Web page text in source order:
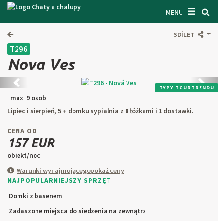
MENU ☰
WYSZUKIWARKA CZATÓW
OGÓLNE WARUNKI
ŁĄCZNOŚĆ
WEJŚCIE WŁAŚCICIELA
SZUKAJ W TEKŚCIE
CZ
PL
SDÍLET
T296
Nova Ves
Předchozí TYPY TOURTRENDU
max 9 osob
Lipiec i sierpień, 5 + domku sypialnia z 8 łóżkami i 1 dostawki.
CENA OD
157 EUR
obiekt/noc
Warunki wynajmującegopokaż ceny
NAJPOPULARNIEJSZY SPRZĘT
Domki z basenem
Zadaszone miejsca do siedzenia na zewnątrz